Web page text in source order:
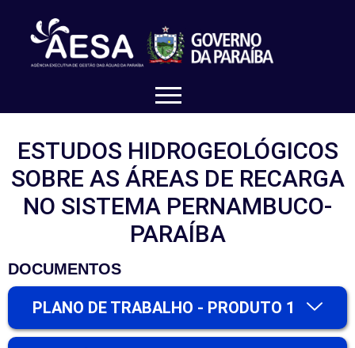
ESTUDOS HIDROGEOLÓGICOS
SOBRE AS ÁREAS DE RECARGA
NO SISTEMA PERNAMBUCO-
PARAÍBA
DOCUMENTOS
PLANO DE TRABALHO - PRODUTO 1